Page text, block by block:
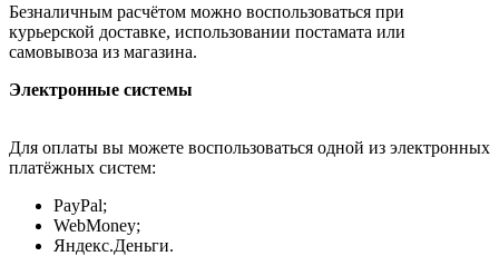
Безналичным расчётом можно воспользоваться при
курьерской доставке, использовании постамата или
самовывоза из магазина.
Электронные системы
Для оплаты вы можете воспользоваться одной из электронных
платёжных систем:
PayPal;
WebMoney;
Яндекс.Деньги.